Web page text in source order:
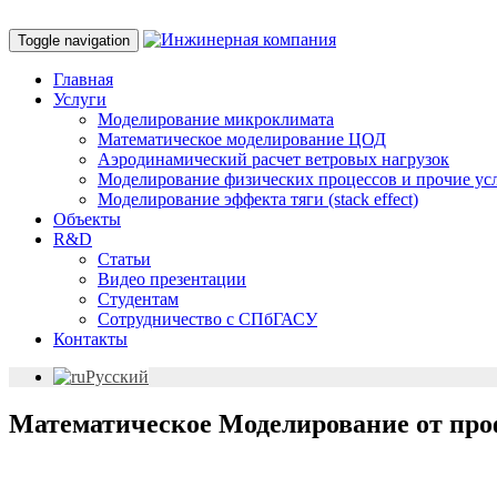
Toggle navigation
Главная
Услуги
Моделирование микроклимата
Математическое моделирование ЦОД
Аэродинамический расчет ветровых нагрузок
Моделирование физических процессов и прочие
Моделирование эффекта тяги (stack effect)
Объекты
R&D
Статьи
Видео презентации
Студентам
Сотрудничество с СПбГАСУ
Контакты
Русский
Математическое Моделирование от